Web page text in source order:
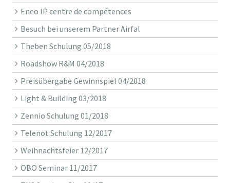
Eneo IP centre de compétences
Besuch bei unserem Partner Airfal
Theben Schulung 05/2018
Roadshow R&M 04/2018
Preisübergabe Gewinnspiel 04/2018
Light & Building 03/2018
Zennio Schulung 01/2018
Telenot Schulung 12/2017
Weihnachtsfeier 12/2017
OBO Seminar 11/2017